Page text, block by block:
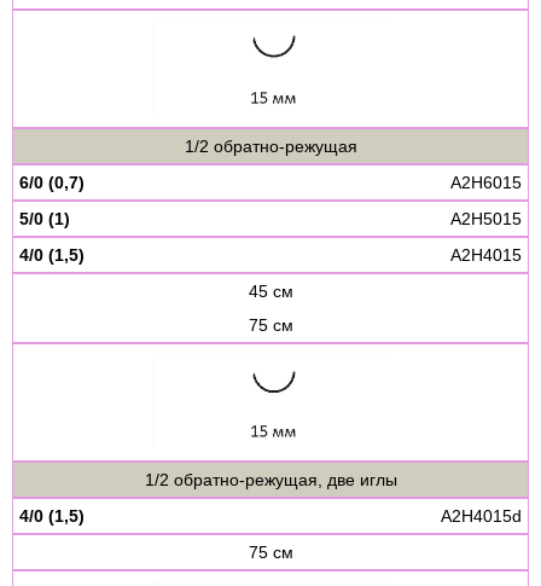
1/2 обратно-режущая
6/0 (0,7)
A2H6015
5/0 (1)
A2H5015
4/0 (1,5)
A2H4015
45 см
75 см
1/2 обратно-режущая, две иглы
4/0 (1,5)
A2H4015d
75 см